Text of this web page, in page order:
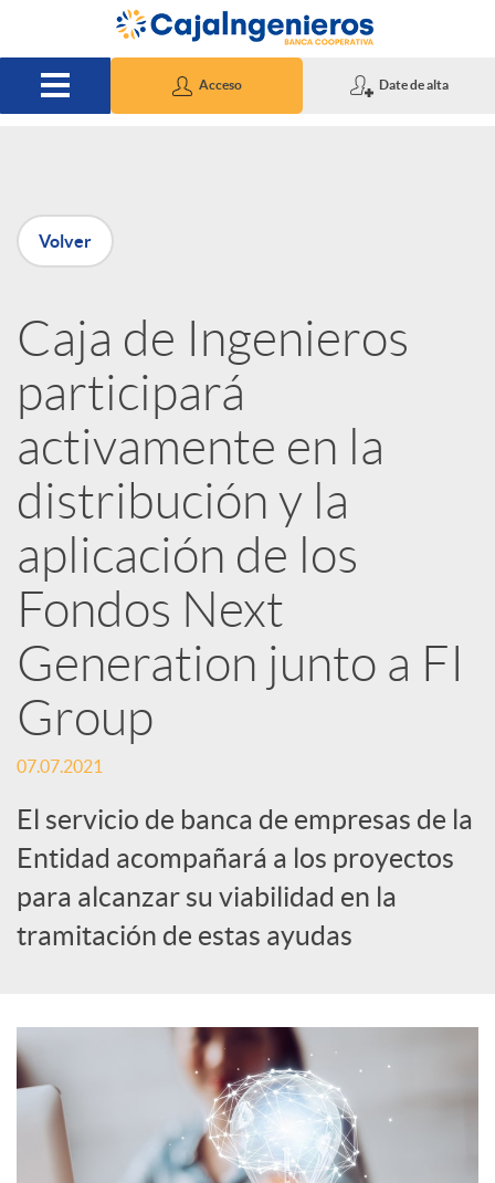
Saltar al contenido principal
Acceso Date de alta
P
u
b
l
i
c
a
d
o
r
d
c
Volver
Caja de Ingenieros
participará
activamente en la
distribución y la
aplicación de los
Fondos Next
Generation junto a FI
Group
07.07.2021
El servicio de banca de empresas de la
Entidad acompañará a los proyectos
para alcanzar su viabilidad en la
tramitación de estas ayudas